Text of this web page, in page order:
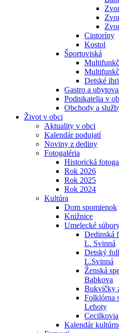
Cintoríny
Kostol
Športoviská
Detské
Gastro a
Podnikatelia v
Obchody a
Život v obci
Aktuality v obci
Kalendár podujatí
Noviny z dediny
Fotogaléria
Historická
Rok 2026
Rok 2025
Rok 2024
Kultúra
Dom spomienok
Knižnice
Umelecké
Dedinská
L. Svinná
Detský
L.Svinná
Ženská
Babkova
Bukvičky
Folklórna
Lehoty
Cecilkovia
Kalendár